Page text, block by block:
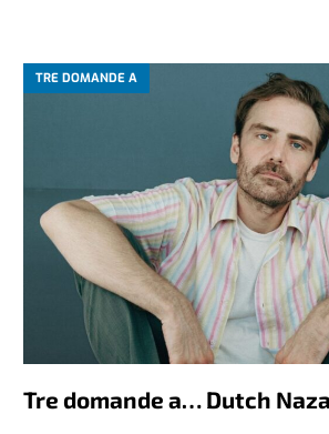
TRE DOMANDE A
Tre domande a… Dutch